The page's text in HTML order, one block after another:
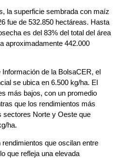
la superficie sembrada con maíz
fue de 532.850 hectáreas. Hasta
es del 83% del total del área
aproximadamente 442.000
de la BolsaCER, el
se ubica en 6.500 kg/ha. El
más bajos, con un promedio
que los rendimientos más
sectores Norte y Oeste que
ha.
que oscilan entre
que refleja una elevada